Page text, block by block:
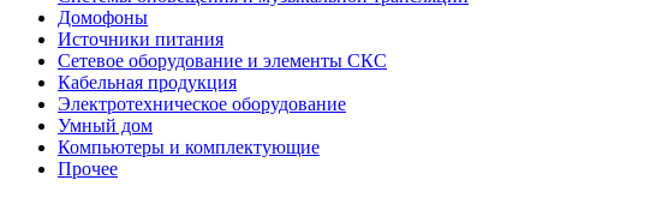
Домофоны
Источники питания
Сетевое оборудование и элементы СКС
Кабельная продукция
Электротехническое оборудование
Умный дом
Компьютеры и комплектующие
Прочее